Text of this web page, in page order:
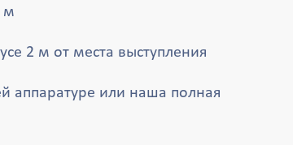
м
2 м от места выступления
аппаратуре или наша полная